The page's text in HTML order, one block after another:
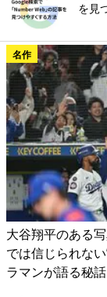
を見
名作
大谷翔平のある
では信じられな
ラマンが語る秘